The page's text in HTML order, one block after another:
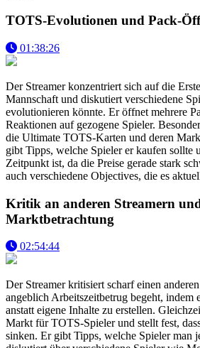
TOTS-Evolutionen und Pack-
01:38:26
Der Streamer konzentriert sich auf die
Mannschaft und diskutiert verschiedene
evolutionieren könnte. Er öffnet mehrere
Reaktionen auf gezogene Spieler.
die Ultimate TOTS-Karten und deren
gibt Tipps, welche Spieler er kaufen sollte
Zeitpunkt ist, da die Preise gerade stark
auch verschiedene Objectives, die es
Kritik an anderen Streamern
Marktbetrachtung
02:54:44
Der Streamer kritisiert scharf einen
angeblich Arbeitszeitbetrug begeht, indem
anstatt eigene Inhalte zu erstellen.
Markt für TOTS-Spieler und stellt fest,
sinken. Er gibt Tipps, welche Spieler man